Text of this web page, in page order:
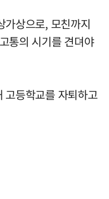
가상으로, 모친까지
통의 시기를 견뎌야
고등학교를 자퇴하고